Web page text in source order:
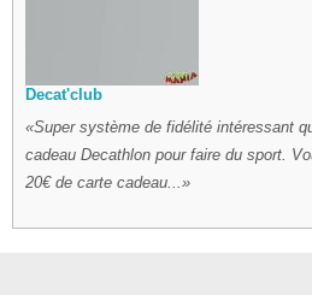
Decat'club
Super système de fidélité intéressant
cadeau Decathlon pour faire du sport.
20€ de carte cadeau...